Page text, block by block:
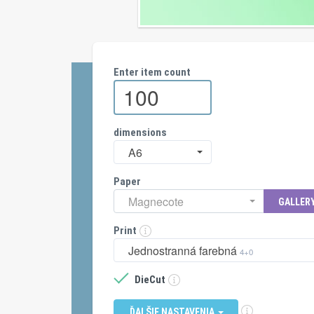
Enter item count
dimensions
A6
Paper
Magnecote
Print
Jednostranná farebná 4+0
DieCut
ĎALŠIE NASTAVENIA